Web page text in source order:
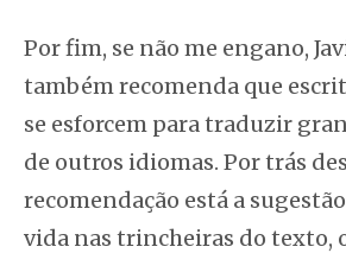
Por fim, se não me engano,
também recomenda que
se esforcem para traduzir
de outros idiomas. Por trás
recomendação está a
vida nas trincheiras do texto,